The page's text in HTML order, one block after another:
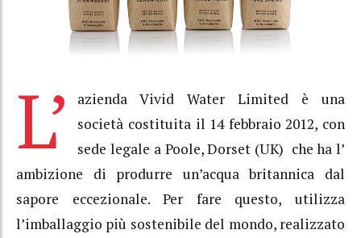
L’
azienda Vivid Water Limited è una
società costituita il 14 febbraio 2012, con
sede legale a Poole, Dorset (UK) che ha l’
ambizione di produrre un’acqua britannica dal
sapore eccezionale. Per fare questo, utilizza
l’imballaggio più sostenibile del mondo, realizzato